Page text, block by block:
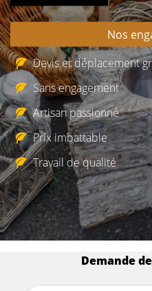
Nos
Devis et déplacement
Sans engagement
Artisan passionné
Prix imbattable
Travail de qualité
Demande